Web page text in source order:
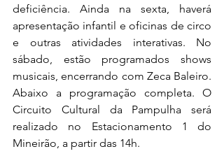
deficiência. Ainda na sexta, haverá
apresentação infantil e oficinas de circo
e outras atividades interativas. No
sábado, estão programados shows
musicais, encerrando com Zeca Baleiro.
Abaixo a programação completa. O
Circuito Cultural da Pampulha será
realizado no Estacionamento 1 do
Mineirão, a partir das 14h.